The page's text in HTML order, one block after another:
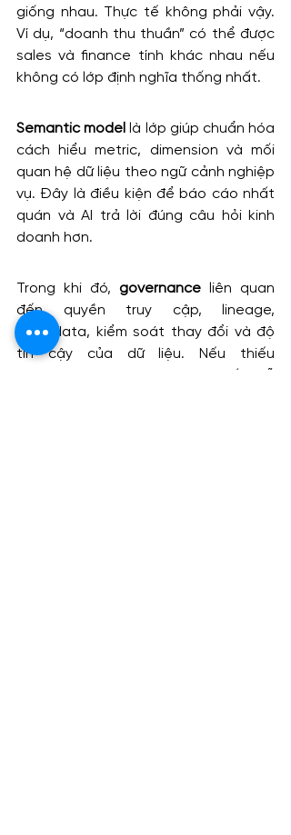
giống nhau. Thực tế không phải vậy.
Ví dụ, “doanh thu thuần” có thể được
sales và finance tính khác nhau nếu
không có lớp định nghĩa thống nhất.
Semantic model
là lớp giúp chuẩn hóa
cách hiểu metric, dimension và mối
quan hệ dữ liệu theo ngữ cảnh nghiệp
vụ. Đây là điều kiện để báo cáo nhất
quán và AI trả lời đúng câu hỏi kinh
doanh hơn.
Trong khi đó, governance liên quan
đến quyền truy cập, lineage,
metadata, kiểm soát thay đổi và độ
tin cậy của dữ liệu. Nếu thiếu